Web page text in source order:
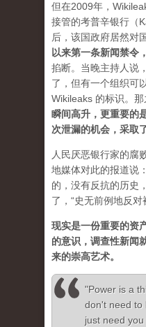
但在2009年，
接管的考普辛银行（
后，该国政府居然对
以来第一条新闻禁令 ，
掐断。当晚主持人说
了，但有一个组织可
Wikileaks 的标识。那
瞬间高升，更重要的
次泄漏的机会，采取
人民厌恶银行家的腐
地媒体对此的报道说
的，没有反抗的历史
了，“史无前例地反对
现实是一份重要的资
的意识，调查性新闻
来的崇高艺术。
"Power is a
don't need to
just need